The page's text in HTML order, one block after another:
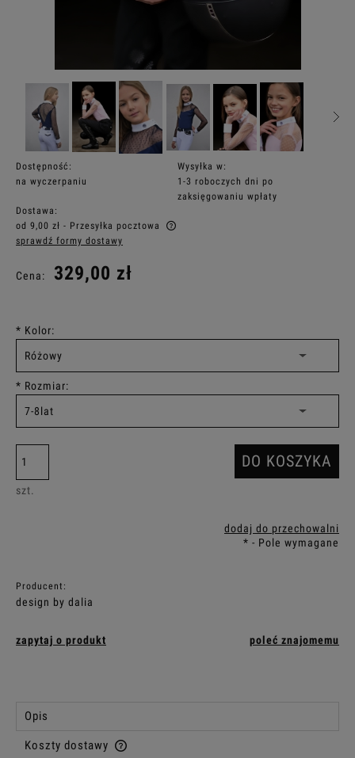
Dostępność:
na wyczerpaniu
Wysyłka w:
1-3 roboczych dni po
zaksięgowaniu wpłaty
Dostawa:
od 9,00 zł - Przesyłka pocztowa
Cena nie zawiera ewentualnych kosztów płatności
sprawdź formy dostawy
Cena: 329,00 zł
* Kolor:
* Rozmiar:
szt.
DO KOSZYKA
dodaj do przechowalni
* - Pole wymagane
Producent:
design by dalia
zapytaj o produkt poleć znajomemu
Opis
Koszty dostawy
Cena nie zawiera ewentualnych kosztów płatności